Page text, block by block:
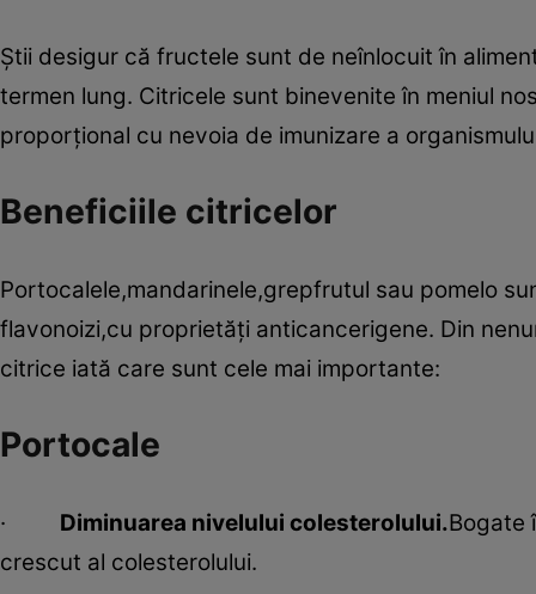
Ştii desigur că fructele sunt de neînlocuit în
termen lung. Citricele sunt binevenite în meniul
proporţional cu nevoia de imunizare a
Beneficiile citricelor
Portocalele,mandarinele,grepfrutul sau pomelo
flavonoizi,cu proprietăţi anticancerigene. Din
citrice iată care sunt cele mai importante:
Portocale
· Diminuarea nivelului colesterolului.Bogate
crescut al colesterolului.